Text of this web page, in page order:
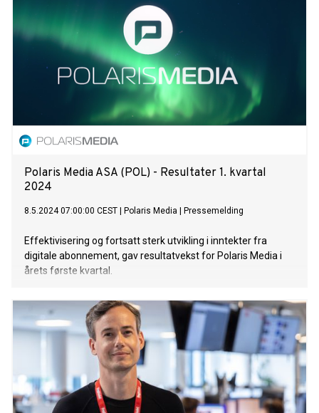
Polaris Media ASA (POL) - Resultater 1. kvartal
2024
8.5.2024 07:00:00 CEST Polaris Media Pressemelding
Effektivisering og fortsatt sterk utvikling i inntekter fra
digitale abonnement, gav resultatvekst for Polaris Media i
årets første kvartal.